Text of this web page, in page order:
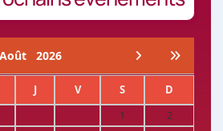
Août 2026
J V S
D
1
2